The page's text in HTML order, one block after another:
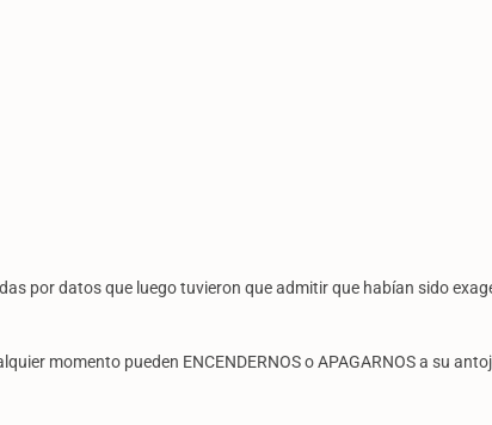
por datos que luego tuvieron que admitir que habían sido
momento pueden ENCENDERNOS o APAGARNOS a su